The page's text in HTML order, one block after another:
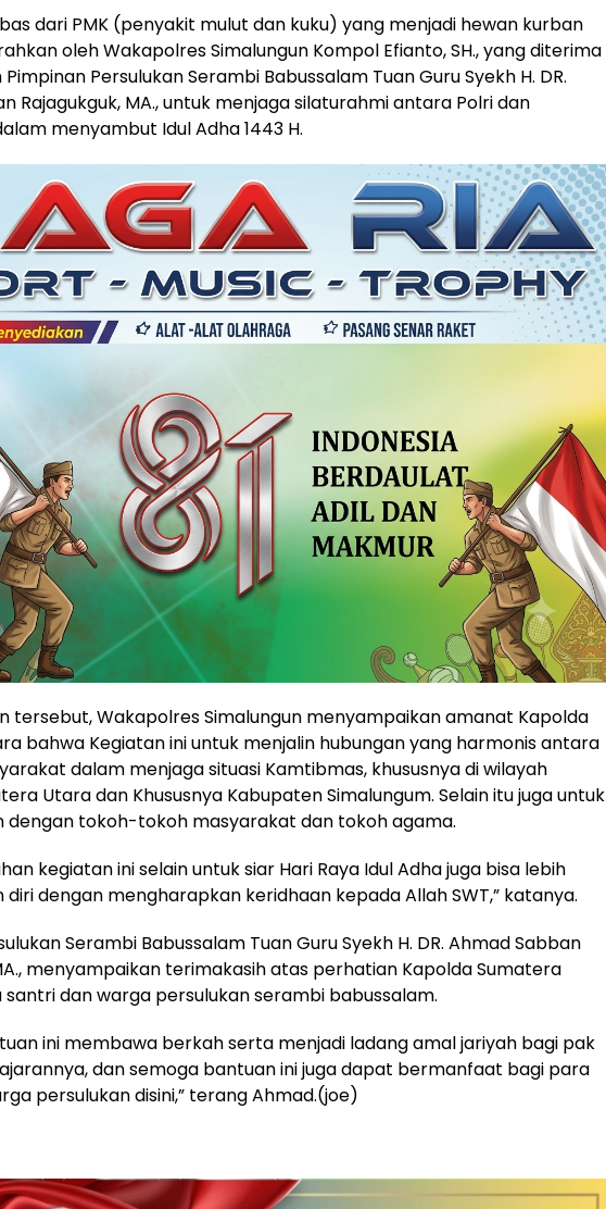
dari PMK (penyakit mulut dan kuku) yang menjadi hewan kurban
oleh Wakapolres Simalungun Kompol Efianto, SH., yang diterima
Persulukan Serambi Babussalam Tuan Guru Syekh H. DR.
Rajagukguk, MA., untuk menjaga silaturahmi antara Polri dan
menyambut Idul Adha 1443 H.
tersebut, Wakapolres Simalungun menyampaikan amanat Kapolda
bahwa Kegiatan ini untuk menjalin hubungan yang harmonis antara
dalam menjaga situasi Kamtibmas, khususnya di wilayah
Utara dan Khususnya Kabupaten Simalungum. Selain itu juga untuk
dengan tokoh-tokoh masyarakat dan tokoh agama.
kegiatan ini selain untuk siar Hari Raya Idul Adha juga bisa lebih
dengan mengharapkan keridhaan kepada Allah SWT,” katanya.
Serambi Babussalam Tuan Guru Syekh H. DR. Ahmad Sabban
menyampaikan terimakasih atas perhatian Kapolda Sumatera
dan warga persulukan serambi babussalam.
ini membawa berkah serta menjadi ladang amal jariyah bagi pak
dan semoga bantuan ini juga dapat bermanfaat bagi para
persulukan disini,” terang Ahmad.(joe)